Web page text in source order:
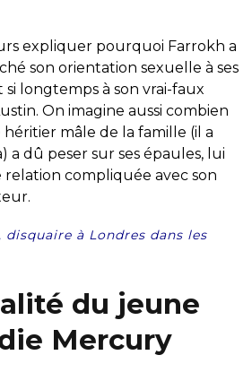
expliquer pourquoi Farrokh a
son orientation sexuelle à ses
si longtemps à son vrai-faux
On imagine aussi combien
mâle de la famille (il a
a dû peser sur ses épaules, lui
compliquée avec son
disquaire à Londres dans les
du jeune
Mercury